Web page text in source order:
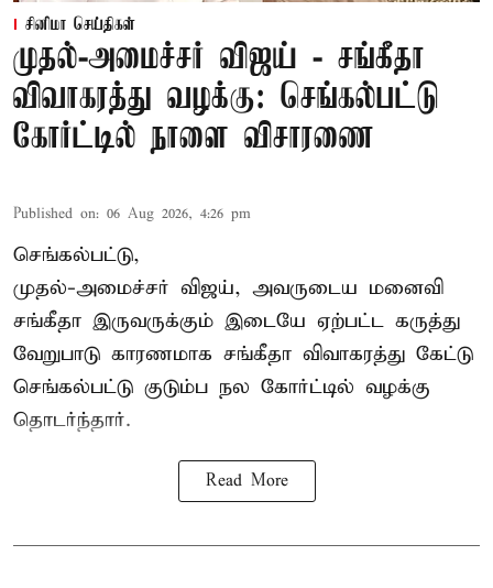
சினிமா செய்திகள்
முதல்-அமைச்சர் விஜய் - சங்கீதா
விவாகரத்து வழக்கு: செங்கல்பட்டு
கோர்ட்டில் நாளை விசாரணை
Published on: 06 Aug 2026, 4:26 pm
செங்கல்பட்டு,
முதல்-அமைச்சர் விஜய், அவருடைய மனைவி
சங்கீதா இருவருக்கும் இடையே ஏற்பட்ட கருத்து
வேறுபாடு காரணமாக சங்கீதா விவாகரத்து கேட்டு
செங்கல்பட்டு குடும்ப நல கோர்ட்டில் வழக்கு
தொடர்ந்தார்.
Read More